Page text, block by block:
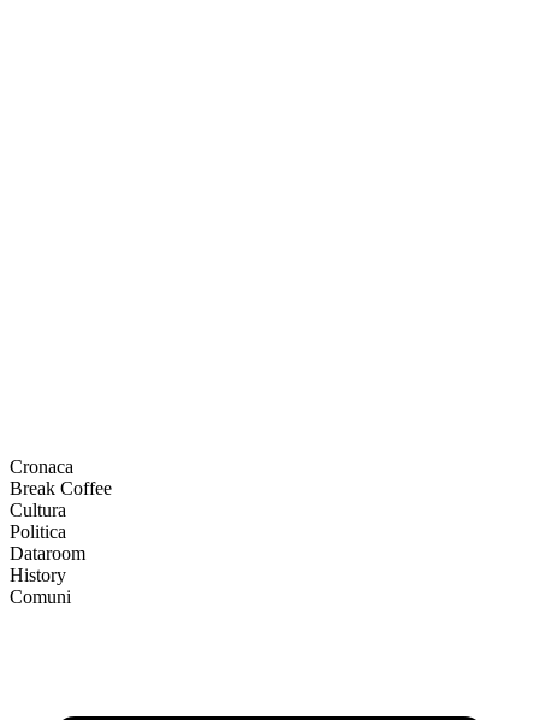
Cronaca
Break Coffee
Cultura
Politica
Dataroom
History
Comuni